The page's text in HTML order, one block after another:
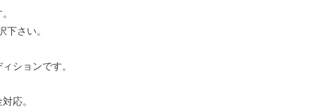
さい。
ションです。
応。